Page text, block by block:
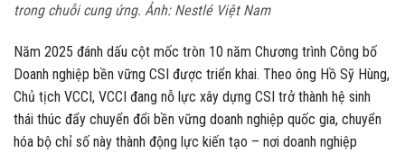
trong chuỗi cung ứng. Ảnh: Nestlé Việt Nam
Năm 2025 đánh dấu cột mốc tròn 10 năm Chương trình Công bố
Doanh nghiệp bền vững CSI được triển khai. Theo ông Hồ Sỹ Hùng,
Chủ tịch VCCI, VCCI đang nỗ lực xây dựng CSI trở thành hệ sinh
thái thúc đẩy chuyển đổi bền vững doanh nghiệp quốc gia, chuyển
hóa bộ chỉ số này thành động lực kiến tạo – nơi doanh nghiệp